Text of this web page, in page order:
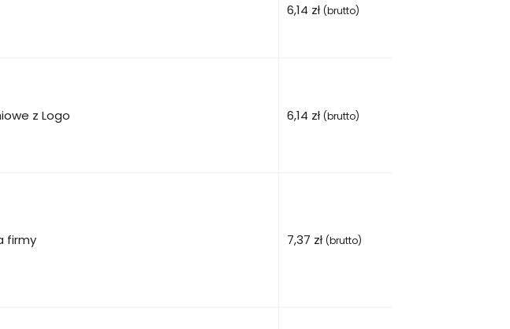
6,14 zł (brutto)
z Logo 6,14 zł (brutto)
firmy 7,37 zł (brutto)